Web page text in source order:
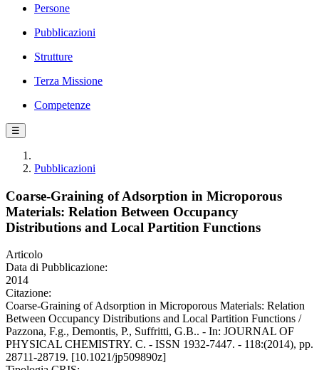
Persone
Pubblicazioni
Strutture
Terza Missione
Competenze
☰
Pubblicazioni
Coarse-Graining of Adsorption in Microporous
Materials: Relation Between Occupancy
Distributions and Local Partition Functions
Articolo
Data di Pubblicazione:
2014
Citazione:
Coarse-Graining of Adsorption in Microporous Materials: Relation
Between Occupancy Distributions and Local Partition Functions /
Pazzona, F.g., Demontis, P., Suffritti, G.B.. - In: JOURNAL OF
PHYSICAL CHEMISTRY. C. - ISSN 1932-7447. - 118:(2014), pp.
28711-28719. [10.1021/jp509890z]